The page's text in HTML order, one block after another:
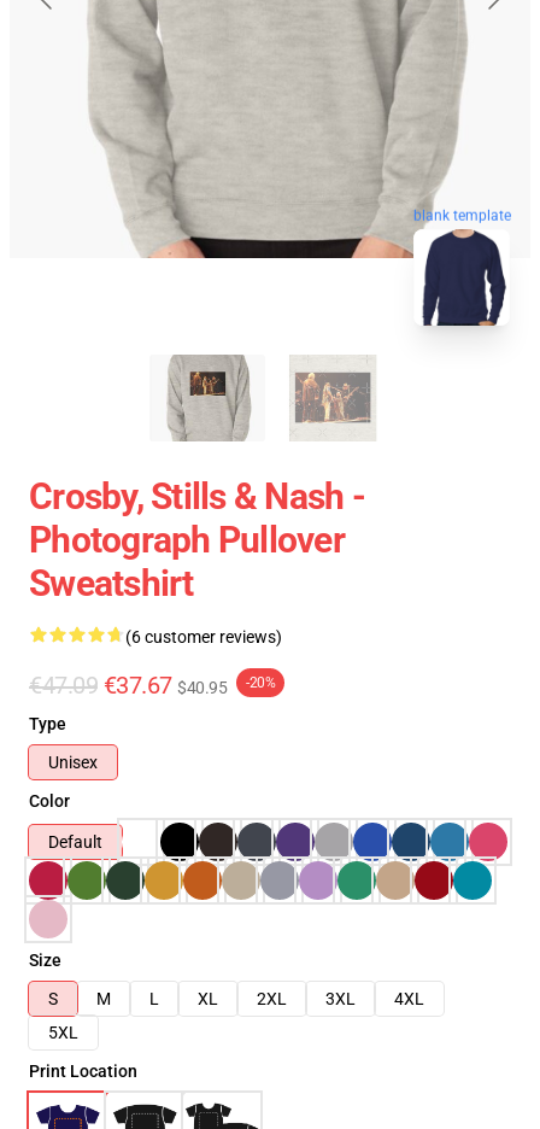
blank template
Crosby, Stills & Nash -
Photograph Pullover
Sweatshirt
(6 customer reviews)
€47.09 €37.67 $40.95 -20%
Type
Unisex
Color
Default
Size
S
M L XL 2XL 3XL
4XL
5XL
Print Location